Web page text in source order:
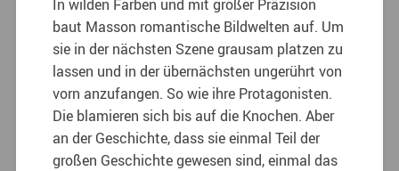
In wilden Farben und mit großer Präzision
baut Masson romantische Bildwelten auf. Um
sie in der nächsten Szene grausam platzen zu
lassen und in der übernächsten ungerührt von
vorn anzufangen. So wie ihre Protagonisten.
Die blamieren sich bis auf die Knochen. Aber
an der Geschichte, dass sie einmal Teil der
großen Geschichte gewesen sind, einmal das